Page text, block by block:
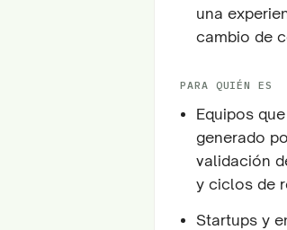
una
cambio de
PARA QUIÉN ES
Equipos
generado
validación
y ciclos de
Startups y